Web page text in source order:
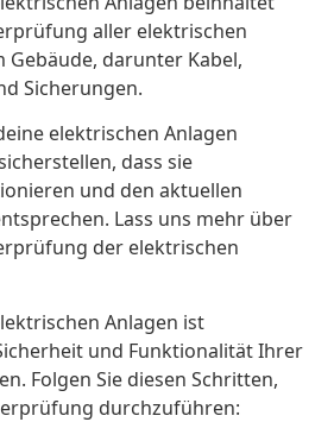
aller elektrischen
darunter Kabel,
Sicherungen.
elektrischen Anlagen
dass sie
und den aktuellen
Lass uns mehr über
der elektrischen
Anlagen ist
und Funktionalität Ihrer
Folgen Sie diesen Schritten,
durchzuführen: